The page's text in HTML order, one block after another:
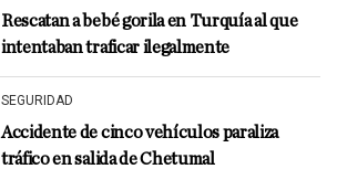
Rescatan a bebé gorila en Turquía al que
intentaban traficar ilegalmente
SEGURIDAD
Accidente de cinco vehículos paraliza
tráfico en salida de Chetumal